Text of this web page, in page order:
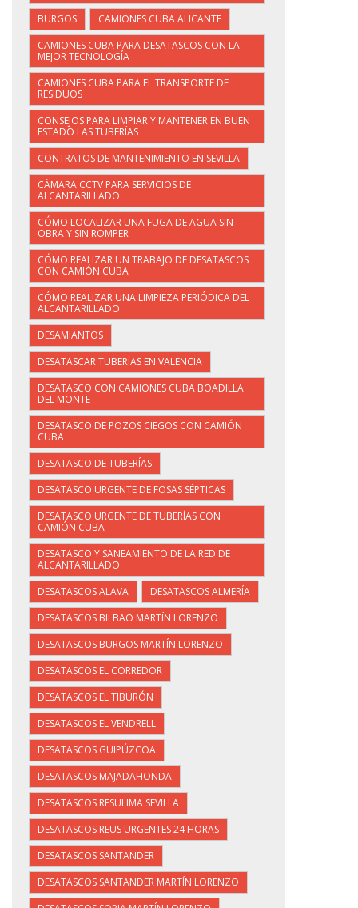
BURGOS
CAMIONES CUBA ALICANTE
CAMIONES CUBA PARA DESATASCOS CON LA
MEJOR TECNOLOGÍA
CAMIONES CUBA PARA EL TRANSPORTE DE
RESIDUOS
CONSEJOS PARA LIMPIAR Y MANTENER EN BUEN
ESTADO LAS TUBERÍAS
CONTRATOS DE MANTENIMIENTO EN SEVILLA
CÁMARA CCTV PARA SERVICIOS DE
ALCANTARILLADO
CÓMO LOCALIZAR UNA FUGA DE AGUA SIN
OBRA Y SIN ROMPER
CÓMO REALIZAR UN TRABAJO DE DESATASCOS
CON CAMIÓN CUBA
CÓMO REALIZAR UNA LIMPIEZA PERIÓDICA DEL
ALCANTARILLADO
DESAMIANTOS
DESATASCAR TUBERÍAS EN VALENCIA
DESATASCO CON CAMIONES CUBA BOADILLA
DEL MONTE
DESATASCO DE POZOS CIEGOS CON CAMIÓN
CUBA
DESATASCO DE TUBERÍAS
DESATASCO URGENTE DE FOSAS SÉPTICAS
DESATASCO URGENTE DE TUBERÍAS CON
CAMIÓN CUBA
DESATASCO Y SANEAMIENTO DE LA RED DE
ALCANTARILLADO
DESATASCOS ALAVA
DESATASCOS ALMERÍA
DESATASCOS BILBAO MARTÍN LORENZO
DESATASCOS BURGOS MARTÍN LORENZO
DESATASCOS EL CORREDOR
DESATASCOS EL TIBURÓN
DESATASCOS EL VENDRELL
DESATASCOS GUIPÚZCOA
DESATASCOS MAJADAHONDA
DESATASCOS RESULIMA SEVILLA
DESATASCOS REUS URGENTES 24 HORAS
DESATASCOS SANTANDER
DESATASCOS SANTANDER MARTÍN LORENZO